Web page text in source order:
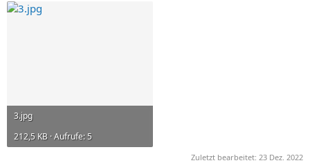
3.jpg
212,5 KB · Aufrufe: 5
Zuletzt bearbeitet: 23 Dez. 2022